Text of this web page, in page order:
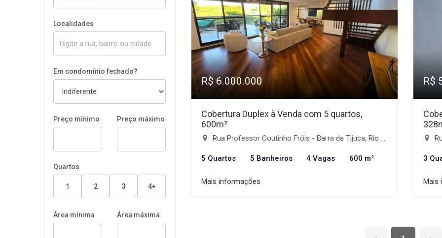
Localidades
Em condomínio fechado?
Preço mínimo Preço máximo
Quartos
1 2 3 4+
Área mínima Área máxima
R$ 6.000.000
Cobertura Duplex à Venda com 5 quartos,
600m²
Rua Professor Coutinho Fróis - Barra da Tijuca, Rio de Janeiro-RJ
5 Quartos 5 Banheiros 4 Vagas 600 m²
Mais informações
R$
3
Mais